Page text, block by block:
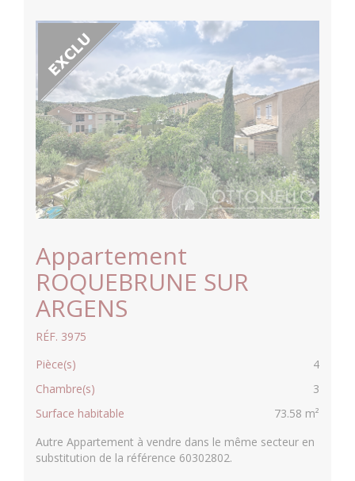
Appartement
ROQUEBRUNE SUR
ARGENS
RÉF. 3975
Pièce(s)
4
Chambre(s)
3
Surface habitable
73.58 m²
Autre Appartement à vendre dans le même secteur en
substitution de la référence 60302802.